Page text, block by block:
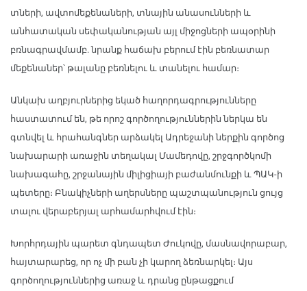
տների, ավտոմեքենաների, տնային անասունների և
անհատական սեփականության այլ միջոցների ապօրինի
բռնագրավմամբ. նրանք հաճախ բերում էին բեռնատար
մեքենաներ՝ թալանը բեռնելու և տանելու համար։
Անկախ աղբյուրներից եկած հաղորդագրությունները
հաստատում են, թե որոշ գործողություններին ներկա են
գտնվել և հրահանգներ արձակել Ադրեջանի ներքին գործոց
նախարարի առաջին տեղակալ Մամեդովը, շրջգործկոմի
նախագահը, շրջանային միլիցիայի բաժանմունքի և ՊԱԿ-ի
պետերը։ Բնակիչների աղերսները պաշտպանություն ցույց
տալու վերաբերյալ արհամարհվում էին։
Խորհրդային պարետ գնդապետ Ժուկովը, մասնավորաբար,
հայտարարեց, որ ոչ մի բան չի կարող ձեռնարկել։ Այս
գործողություններից առաջ և դրանց ընթացքում